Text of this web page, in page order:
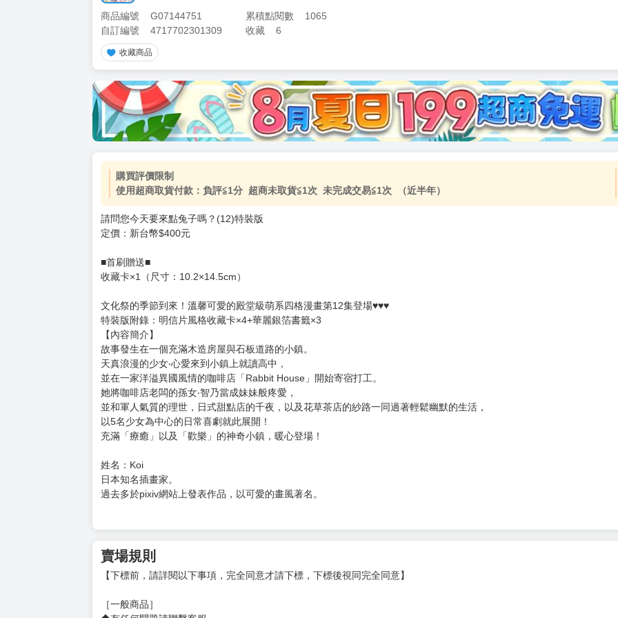
商品編號 G07144751 累積點閱數
1065
自訂編號
4717702301309 收藏 6
收藏商品
加價購 ( 共
(加購品) 買動漫★《$15元-加固紙箱包裝》
購買評價限制
使用超商取貨付款：負評≦1分 超商未取貨≦1次 未完成交易≦1次 （近半年）
請問您今天要來點兔子嗎？(12)特裝版
定價：新台幣$400元
■首刷贈送■
收藏卡×1（尺寸：10.2×14.5cm）
特裝版附錄：明信片風格收藏卡×4+華麗銀箔書籤×3
【內容簡介】
故事發生在一個充滿木造房屋與石板道路的小鎮。
她將咖啡店老闆的孫女‧智乃當成妹妹般疼愛，
並和軍人氣質的理世，日式甜點店的千夜，以及花草茶店的紗路一同過著輕鬆幽默的生活，
以5名少女為中心的日常喜劇就此展開！
充滿「療癒」以及「歡樂」的神奇小鎮，暖心登場！
姓名：Koi